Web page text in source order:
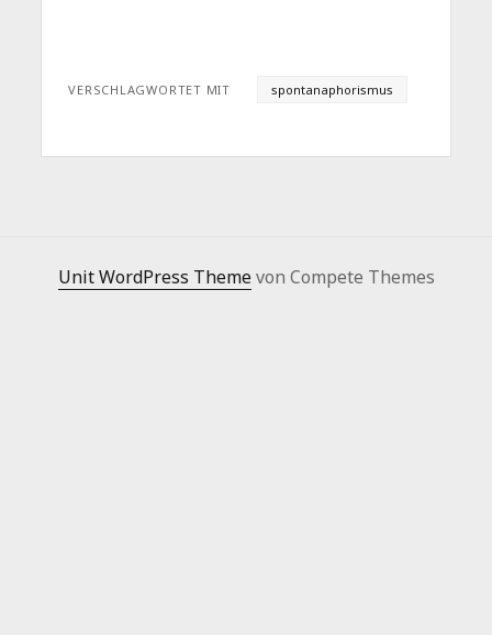
VERSCHLAGWORTET MIT spontanaphorismus
Unit WordPress Themevon Compete Themes